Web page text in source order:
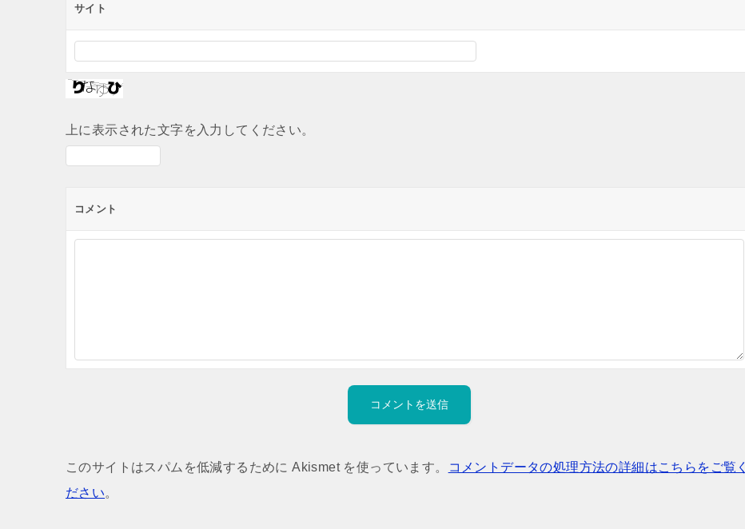
サイト
上に表示された文字を入力してください。
コメント
このサイトはスパムを低減するために Akismet を使っています。
コメントデータの処理方法の詳細はこちらをご覧く
ださい。